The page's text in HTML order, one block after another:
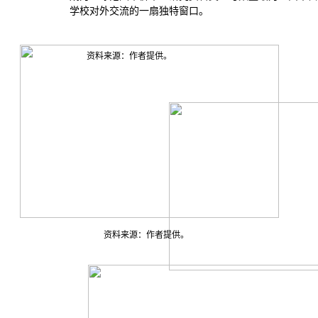
学校对外交流的一扇独特窗口。
资料来源：作者提供。
资料来源：作者提供。